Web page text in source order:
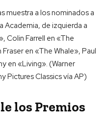
muestra a los nominados a
Academia, de izquierda a
Colin Farrell en «The
en «The Whale», Paul
en «Living». (Warner
Classics vía AP)
los Premios